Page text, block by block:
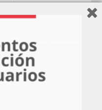
a sus clientes,
lo que nos alegra y
los sigue apoyando
en la mejora de la
entendemos que el